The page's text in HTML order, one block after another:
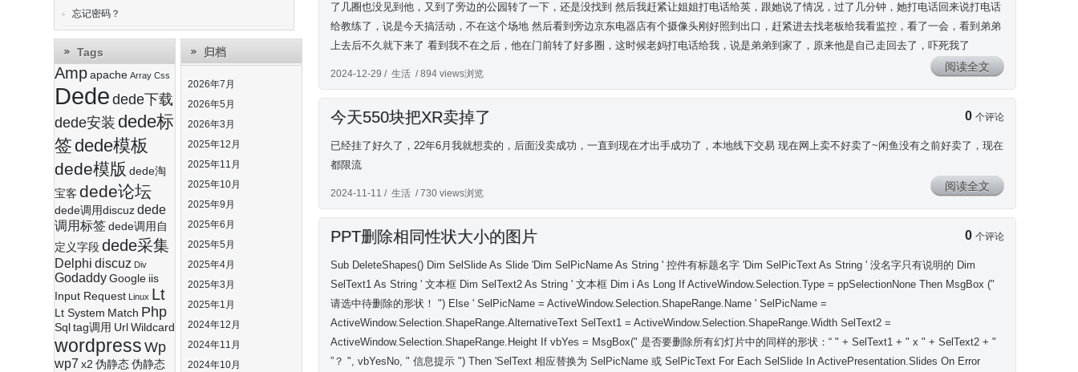
了几圈也没见到他，又到了旁边的公园转了一下，还是没找到 然后我赶紧让姐姐打电话给英，跟她说了情况，过了几分钟，她打电话回来说打电话
给教练了，说是今天搞活动，不在这个场地 然后看到旁边京东电器店有个摄像头刚好照到出口，赶紧进去找老板给我看监控，看了一会，看到弟弟
上去后不久就下来了 看到我不在之后，他在门前转了好多圈，这时候老妈打电话给我，说是弟弟到家了，原来他是自己走回去了，吓死我了
2024-12-29 / 生活 / 894 views浏览
阅读全文
今天550块把XR卖掉了 0个评论
已经挂了好久了，22年6月我就想卖的，后面没卖成功，一直到现在才出手成功了，本地线下交易 现在网上卖不好卖了~闲鱼没有之前好卖了，现在
都限流
2024-11-11 / 生活 / 730 views浏览
阅读全文
PPT删除相同性状大小的图片 0个评论
Sub DeleteShapes() Dim SelSlide As Slide 'Dim SelPicName As String ' 控件有标题名字 'Dim SelPicText As String ' 没名字只有说明的 Dim
SelText1 As String ' 文本框 Dim SelText2 As String ' 文本框 Dim i As Long If ActiveWindow.Selection.Type = ppSelectionNone Then MsgBox ("
请选中待删除的形状！ ") Else ' SelPicName = ActiveWindow.Selection.ShapeRange.Name ' SelPicName =
ActiveWindow.Selection.ShapeRange.AlternativeText SelText1 = ActiveWindow.Selection.ShapeRange.Width SelText2 =
ActiveWindow.Selection.ShapeRange.Height If vbYes = MsgBox(" 是否要删除所有幻灯片中的同样的形状：“ " + SelText1 + " x " + SelText2 + "
”？ ", vbYesNo, " 信息提示 ") Then 'SelText 相应替换为 SelPicName 或 SelPicText For Each SelSlide In ActivePresentation.Slides On Error
忘记密码？
Tags
Amp apache Array Css
Dede dede下载
dede安装 dede标
签 dede模板
dede模版 dede淘
宝客 dede论坛
dede调用discuz dede
调用标签 dede调用自
定义字段 dede采集
Delphi discuz Div
Godaddy Google iis
Input Request Linux Lt
Lt System Match Php
Sql tag调用 Url Wildcard
wordpress Wp
wp7 x2 伪静态 伪静态
归档
2026年7月
2026年5月
2026年3月
2025年12月
2025年11月
2025年10月
2025年9月
2025年6月
2025年5月
2025年4月
2025年3月
2025年1月
2024年12月
2024年11月
2024年10月